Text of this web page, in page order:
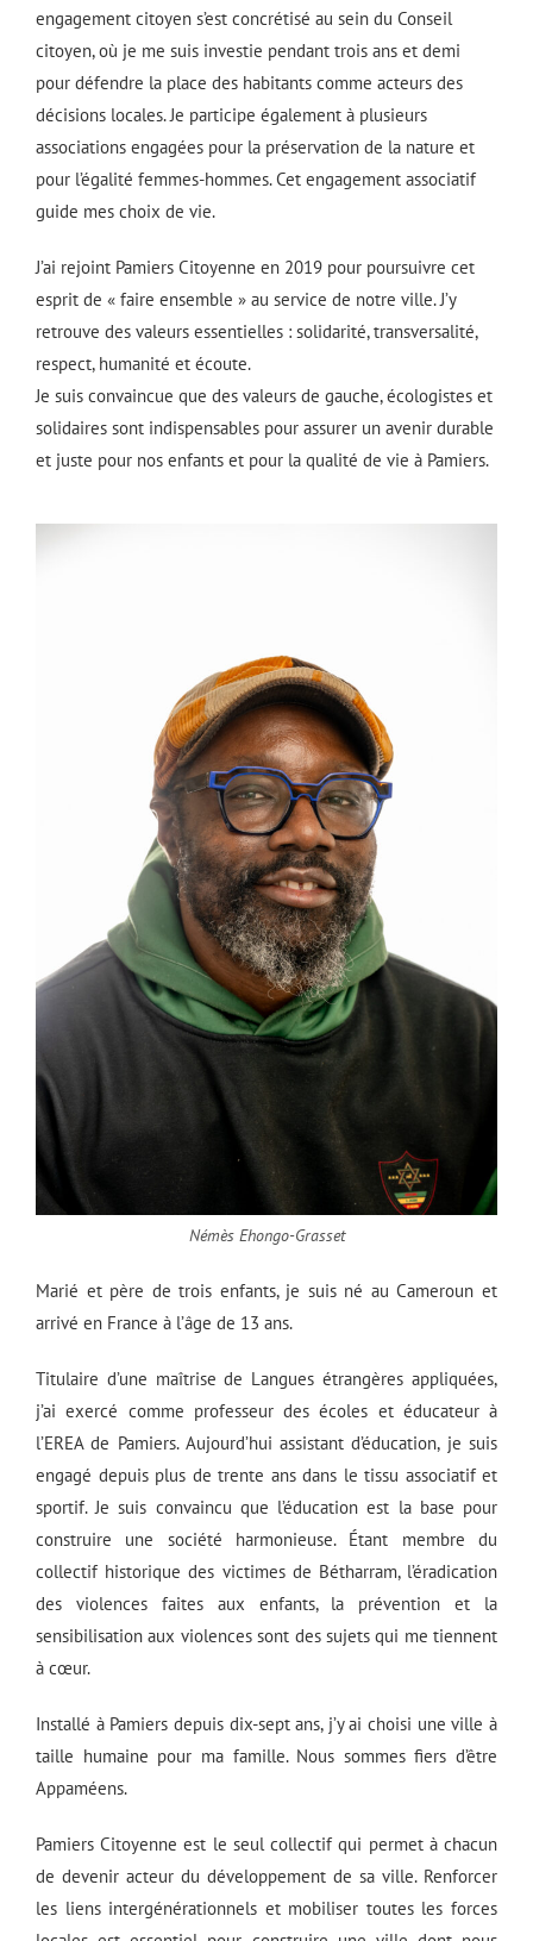
engagement citoyen s’est concrétisé au sein du Conseil
citoyen, où je me suis investie pendant trois ans et demi
pour défendre la place des habitants comme acteurs des
décisions locales. Je participe également à plusieurs
associations engagées pour la préservation de la nature et
pour l’égalité femmes-hommes. Cet engagement associatif
guide mes choix de vie.
J’ai rejoint Pamiers Citoyenne en 2019 pour poursuivre cet
esprit de « faire ensemble » au service de notre ville. J’y
retrouve des valeurs essentielles : solidarité, transversalité,
respect, humanité et écoute.
Je suis convaincue que des valeurs de gauche, écologistes et
solidaires sont indispensables pour assurer un avenir durable
et juste pour nos enfants et pour la qualité de vie à Pamiers.
Marié et père de trois enfants, je suis né au Cameroun et
arrivé en France à l’âge de 13 ans.
Titulaire d’une maîtrise de Langues étrangères appliquées,
j’ai exercé comme professeur des écoles et éducateur à
l’EREA de Pamiers. Aujourd’hui assistant d’éducation, je suis
engagé depuis plus de trente ans dans le tissu associatif et
sportif. Je suis convaincu que l’éducation est la base pour
construire une société harmonieuse. Étant membre du
collectif historique des victimes de Bétharram, l’éradication
des violences faites aux enfants, la prévention et la
sensibilisation aux violences sont des sujets qui me tiennent
à cœur.
Installé à Pamiers depuis dix-sept ans, j’y ai choisi une ville à
taille humaine pour ma famille. Nous sommes fiers d’être
Appaméens.
Pamiers Citoyenne est le seul collectif qui permet à chacun
de devenir acteur du développement de sa ville. Renforcer
les liens intergénérationnels et mobiliser toutes les forces
Némès Ehongo-Grasset